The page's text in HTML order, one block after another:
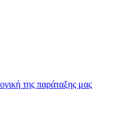
της παράταξης μας